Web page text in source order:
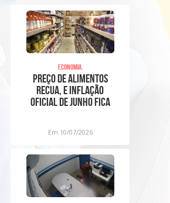
Economia,
Preço de alimentos
recua, e inflação
oficial de junho fica
Em 10/07/2026